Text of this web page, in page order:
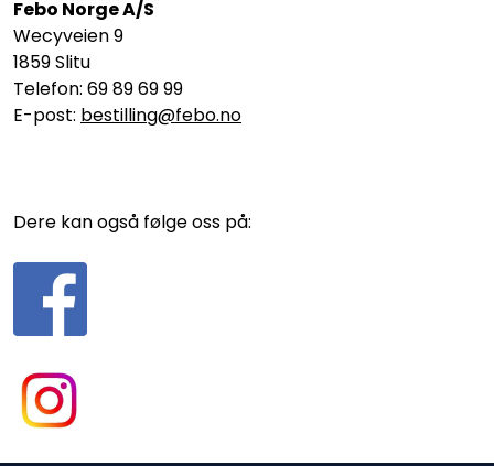
Febo Norge A/S
Wecyveien 9
1859 Slitu
Telefon: 69 89 69 99
E-post: bestilling@febo.no
Dere kan også følge oss på: